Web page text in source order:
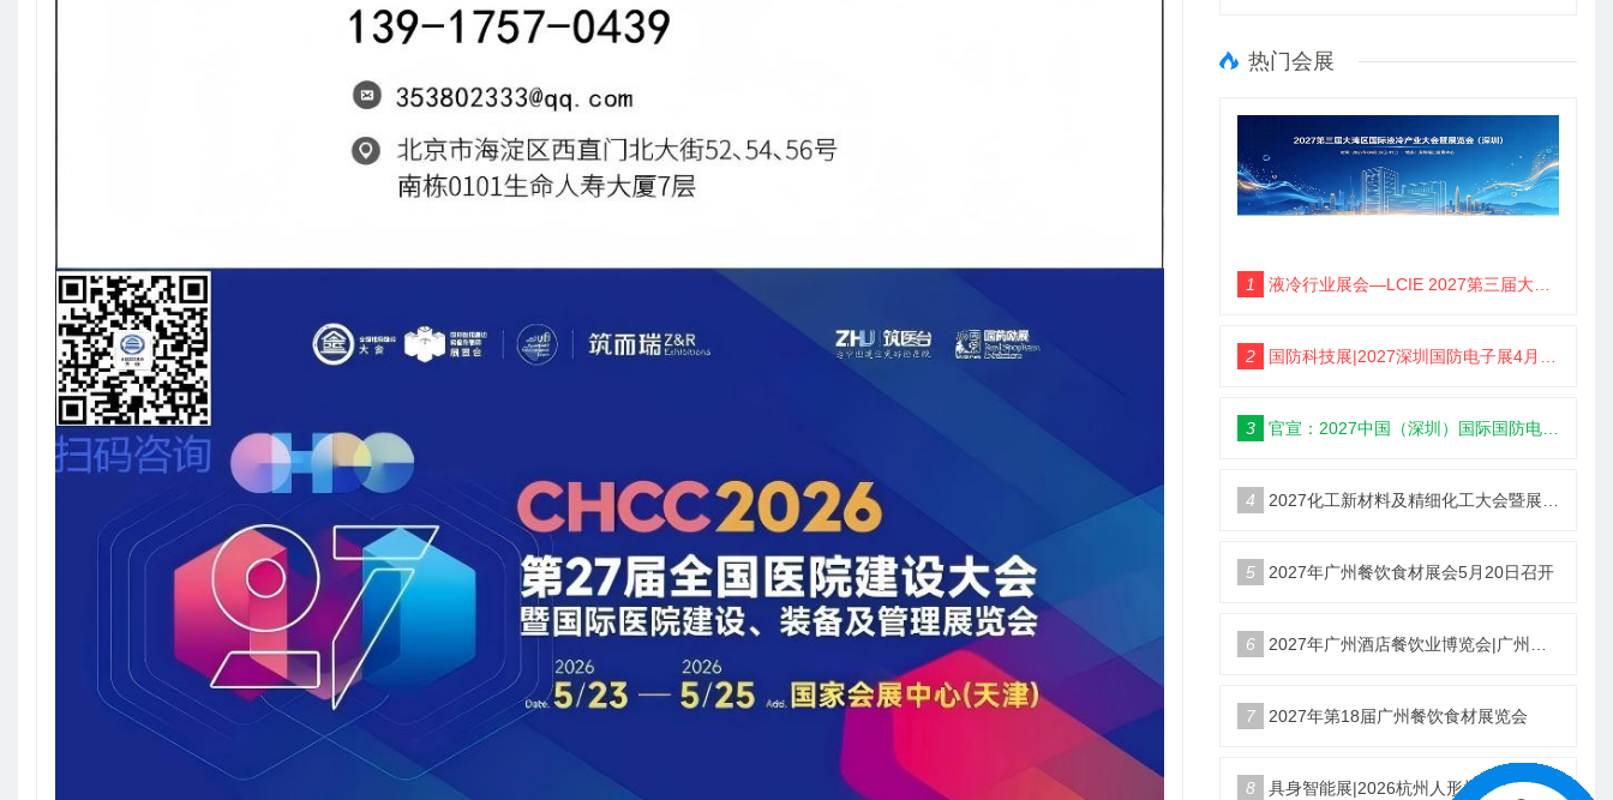
热门会展
1 液冷行业展会—LCIE 2027第三届大湾区国际液冷产业大会暨展览会（深圳）
2 国防科技展|2027深圳国防电子展4月9日启幕
3 官宣：2027中国（深圳）国际国防电子博览会
4 2027化工新材料及精细化工大会暨展览会定档苏州
5 2027年广州餐饮食材展会5月20日召开
6 2027年广州酒店餐饮业博览会|广州餐博会
7 2027年第18届广州餐饮食材展览会
8 具身智能展|2026杭州人形机器人展|仿生机器人展5月启幕